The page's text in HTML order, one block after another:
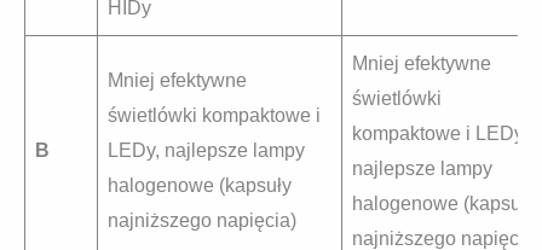
HIDy
B
Mniej efektywne
świetlówki kompaktowe i
LEDy, najlepsze lampy
halogenowe (kapsuły
najniższego napięcia)
Mniej efektywne
świetlówki
kompaktowe i LEDy,
najlepsze lampy
halogenowe (kapsuły
najniższego napięcia)